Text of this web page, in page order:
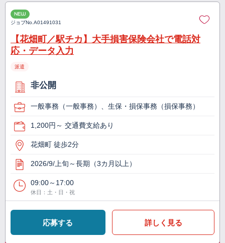
NEW
ジョブNo.A01491031
【花畑町／駅チカ】大手損害保険会社で電話対
応・データ入力
派遣
非公開
一般事務（一般事務）、生保・損保事務（損保事務）
1,200円～ 交通費支給あり
花畑町 徒歩2分
2026/9/上旬～長期（3カ月以上）
09:00～17:00
休日：土・日・祝
応募する 詳しく見る